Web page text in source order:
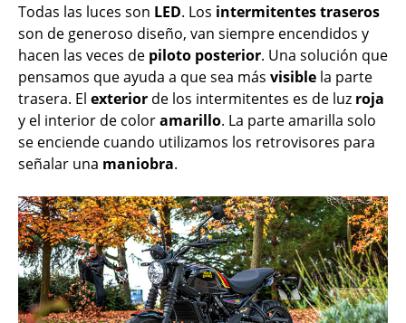
Todas las luces son LED. Los intermitentestraseros
son de generoso diseño, van siempre encendidos y
hacen las veces de piloto posterior. Una solución que
pensamos que ayuda a que sea más visible la parte
trasera. El exterior de los intermitentes es de luz roja
y el interior de coloramarillo. La parte amarilla solo
se enciende cuando utilizamos los retrovisores para
señalar una maniobra.